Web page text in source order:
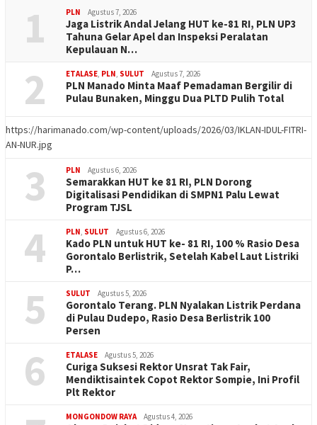
1 PLN Agustus 7, 2026
Jaga Listrik Andal Jelang HUT ke-81 RI, PLN UP3
Tahuna Gelar Apel dan Inspeksi Peralatan
Kepulauan N…
2 ETALASE, PLN, SULUT Agustus 7, 2026
PLN Manado Minta Maaf Pemadaman Bergilir di
Pulau Bunaken, Minggu Dua PLTD Pulih Total
https://harimanado.com/wp-content/uploads/2026/03/IKLAN-IDUL-FITRI-
AN-NUR.jpg
3 PLN Agustus 6, 2026
Semarakkan HUT ke 81 RI, PLN Dorong
Digitalisasi Pendidikan di SMPN1 Palu Lewat
Program TJSL
4 PLN, SULUT Agustus 6, 2026
Kado PLN untuk HUT ke- 81 RI, 100 % Rasio Desa
Gorontalo Berlistrik, Setelah Kabel Laut Listriki
P…
5 SULUT Agustus 5, 2026
Gorontalo Terang. PLN Nyalakan Listrik Perdana
di Pulau Dudepo, Rasio Desa Berlistrik 100
Persen
6 ETALASE Agustus 5, 2026
Curiga Suksesi Rektor Unsrat Tak Fair,
Mendiktisaintek Copot Rektor Sompie, Ini Profil
Plt Rektor
MONGONDOW RAYA Agustus 4, 2026